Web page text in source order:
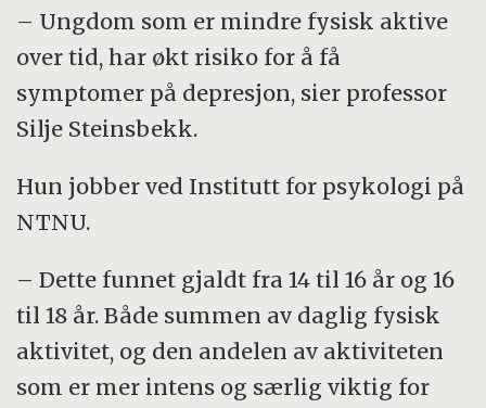
– Ungdom som er mindre fysisk aktive
over tid, har økt risiko for å få
symptomer på depresjon, sier professor
Silje Steinsbekk.
Hun jobber ved Institutt for psykologi på
NTNU.
– Dette funnet gjaldt fra 14 til 16 år og 16
til 18 år. Både summen av daglig fysisk
aktivitet, og den andelen av aktiviteten
som er mer intens og særlig viktig for